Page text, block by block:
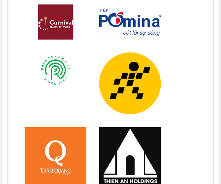
Chúc mừng bổn mạng Maria Đỗ Vy Hạ 15/08
Chúc mừng bổn mạng Maria Nguyễn Thị Trung Thu 15/08
Chúc mừng bổn mạng Maria Nguyễn Ngọc Anh 15/08
Chúc mừng bổn mạng Chị Maria Nguyễn Thị Diệu Phương 15/08
Chúc mừng bổn mạng Chị Maria Nguyễn Thị Bích Thuận 15/08
Chúc mừng bổn mạng Chị Maria Đặng Thị Lan Hương 15/08
Chúc mừng bổn mạng Chị Maria Nguyễn Nhiệm Mầu 15/08
Chúc mừng bổn mạng Chị Maria Nguyễn Mỹ Quỳnh Loan 15/08